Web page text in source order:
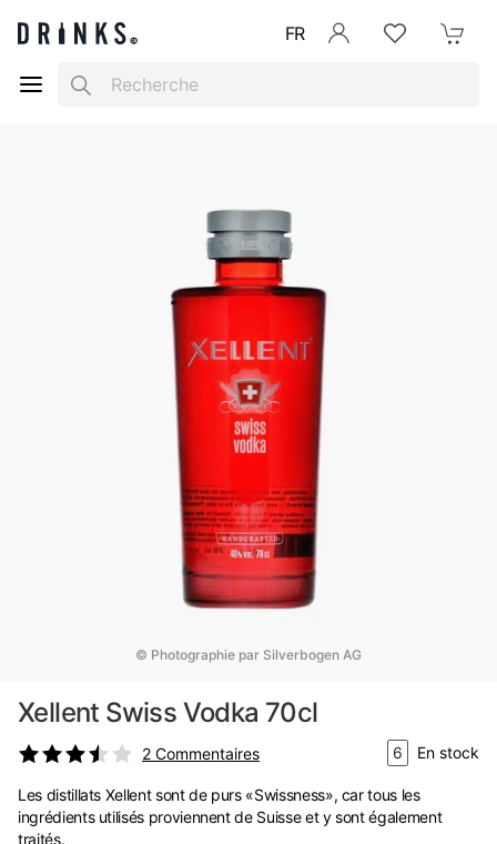
FR
Search
© Photographie par Silverbogen AG
Xellent Swiss Vodka 70cl
2 Commentaires 6 En stock
Les distillats Xellent sont de purs «Swissness», car tous les
ingrédients utilisés proviennent de Suisse et y sont également
traités.